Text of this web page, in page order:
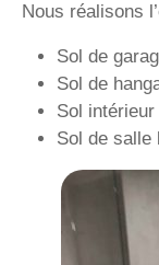
Nous réalisons
Sol de
Sol de
Sol
Sol de